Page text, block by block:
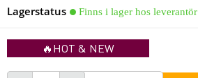
Lagerstatus Finns i lager hos leverantör
🔥HOT & NEW